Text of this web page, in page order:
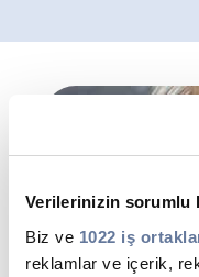
Verilerinizin sorumlu
Biz ve 1022 iş
reklamlar ve içerik,